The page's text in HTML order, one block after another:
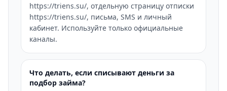
https://triens.su/, отдельную страницу отписки
https://triens.su/, письма, SMS и личный
кабинет. Используйте только официальные
каналы.
Что делать, если списывают деньги за
подбор займа?